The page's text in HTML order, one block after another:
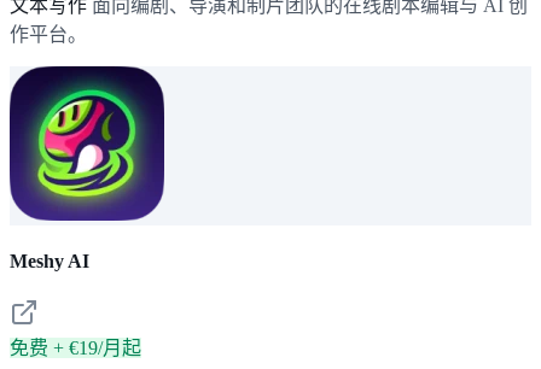
文本写作 面向编剧、导演和制片团队的在线剧本编辑与 AI 创
作平台。
Meshy AI
免费 + €19/月起